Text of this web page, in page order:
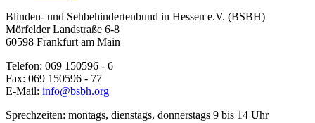
Blinden- und Sehbehindertenbund in Hessen e.V. (BSBH)
Mörfelder Landstraße 6-8
60598 Frankfurt am Main
Telefon: 069 150596 - 6
Fax: 069 150596 - 77
E-Mail: info@bsbh.org
Sprechzeiten: montags, dienstags, donnerstags 9 bis 14 Uhr